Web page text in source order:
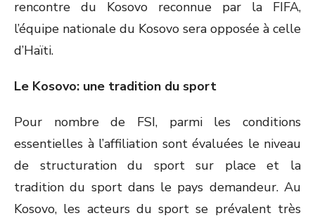
rencontre du Kosovo reconnue par la FIFA,
l’équipe nationale du Kosovo sera opposée à celle
d’Haïti.
Le Kosovo: une tradition du sport
Pour nombre de FSI, parmi les conditions
essentielles à l’affiliation sont évaluées le niveau
de structuration du sport sur place et la
tradition du sport dans le pays demandeur. Au
Kosovo, les acteurs du sport se prévalent très